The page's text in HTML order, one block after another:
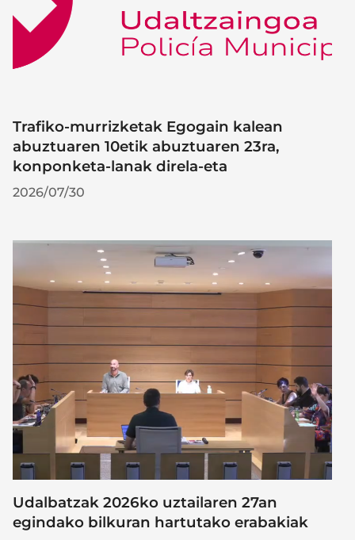
Trafiko-murrizketak Egogain kalean
abuztuaren 10etik abuztuaren 23ra,
konponketa-lanak direla-eta
2026/07/30
Udalbatzak 2026ko uztailaren 27an
egindako bilkuran hartutako erabakiak